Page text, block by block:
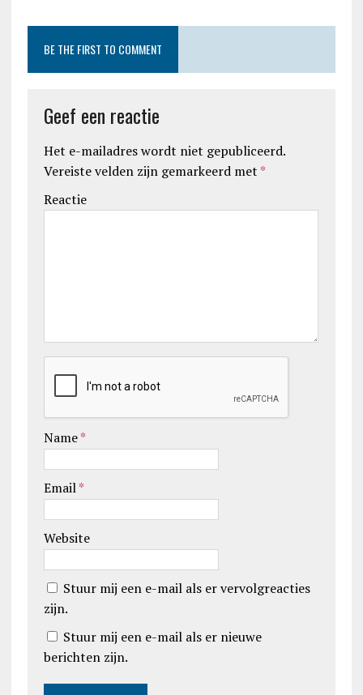
BE THE FIRST TO COMMENT
Geef een reactie
Het e-mailadres wordt niet gepubliceerd.
Vereiste velden zijn gemarkeerd met *
Reactie
Name*
Email*
Website
Stuur mij een e-mail als er vervolgreacties
zijn.
Stuur mij een e-mail als er nieuwe
berichten zijn.